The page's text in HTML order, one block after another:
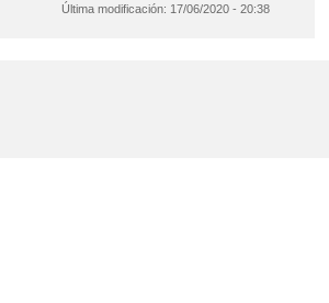
Última modificación: 17/06/2020 - 20:38